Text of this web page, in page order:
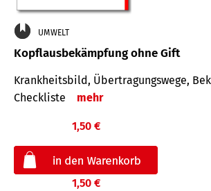
UMWELT
Kopflausbekämpfung ohne Gift
Krankheits­bild, Übertra­gungs­wege,
Check­liste
mehr
1,50 €
1,50 €